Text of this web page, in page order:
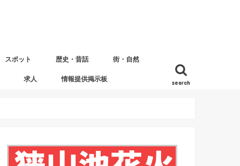
search
スポット 歴史・昔話 街・自然
求人 情報提供掲示板